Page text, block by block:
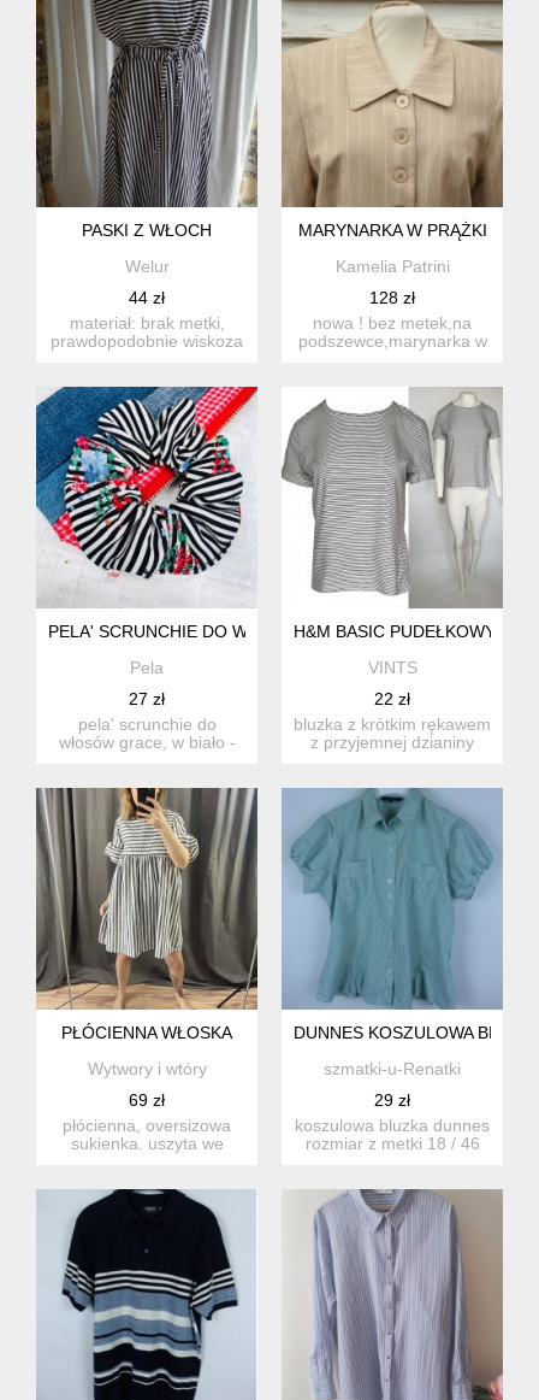
PASKI Z WŁOCH
Welur
44 zł
materiał: brak metki,
prawdopodobnie wiskoza
MARYNARKA W PRĄŻKI
Kamelia Patrini
128 zł
nowa ! bez metek,na
podszewce,marynarka w
PELA' SCRUNCHIE DO WŁOSÓW GRACE
Pela
27 zł
pela' scrunchie do
włosów grace, w biało -
H&M BASIC PUDEŁKOWY
VINTS
22 zł
bluzka z krótkim rękawem
z przyjemnej dzianiny
PŁÓCIENNA WŁOSKA
Wytwory i wtóry
69 zł
płócienna, oversizowa
sukienka. uszyta we
DUNNES KOSZULOWA
szmatki-u-Renatki
29 zł
koszulowa bluzka dunnes
rozmiar z metki 18 / 46